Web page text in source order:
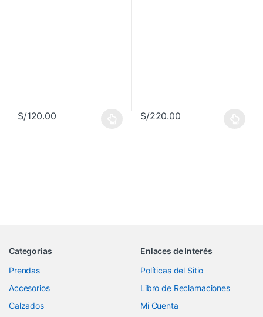
S/120.00 S/220.00
Categorias
Prendas
Accesorios
Calzados
Enlaces de Interés
Políticas del Sitio
Libro de Reclamaciones
Mi Cuenta